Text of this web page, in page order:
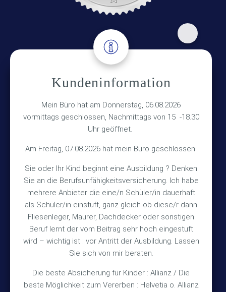
Kundeninformation
Mein Büro hat am Donnerstag, 06.08.2026
vormittags geschlossen, Nachmittags von 15 -18.30
Uhr geöffnet.
Am Freitag, 07.08.2026 hat mein Büro geschlossen.
Sie oder Ihr Kind beginnt eine Ausbildung ? Denken
Sie an die Berufsunfähigkeitsversicherung. Ich habe
mehrere Anbieter die eine/n Schüler/in dauerhaft
als Schüler/in einstuft, ganz gleich ob diese/r dann
Fliesenleger, Maurer, Dachdecker oder sonstigen
Beruf lernt der vom Beitrag sehr hoch eingestuft
wird – wichtig ist : vor Antritt der Ausbildung. Lassen
Sie sich von mir beraten.
Die beste Absicherung für Kinder : Allianz / Die
beste Möglichkeit zum Vererben : Helvetia o. Allianz
Adresse
Versicherungsmakler Haberkamp GmbH
Hinterkampstr.1a
30890 Barsinghausen
Kontakt
TEL +49 (5105) 1811
FAX +49 (5105) 2720
MAIL vmh1a@web.de
Bürozeiten
Mo – Fr 10:15 – 12:00 Uhr